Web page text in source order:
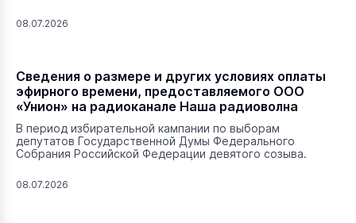
08.07.2026
Сведения о размере и других условиях оплаты
эфирного времени, предоставляемого ООО
«Унион» на радиоканале Наша радиоволна
В период избирательной кампании по выборам
депутатов Государственной Думы Федерального
Собрания Российской Федерации девятого созыва.
08.07.2026